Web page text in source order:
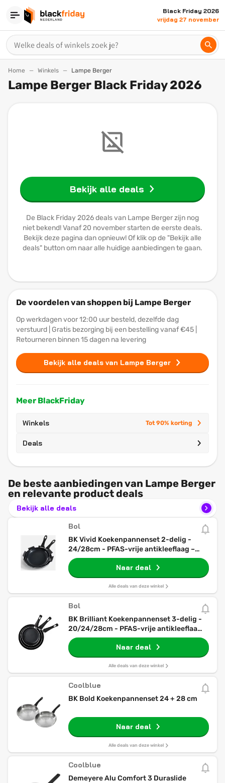
Black Friday 2026
vrijdag 27 november
Home Winkels Lampe Berger
Lampe Berger Black Friday 2026
Bekijk alle deals
De Black Friday 2026 deals van Lampe Berger zijn nog
niet bekend! Vanaf 20 november starten de eerste deals.
Bekijk deze pagina dan opnieuw! Of klik op de "Bekijk alle
deals" button om naar alle huidige aanbiedingen te gaan.
De voordelen van shoppen bij Lampe Berger
Op werkdagen voor 12:00 uur besteld, dezelfde dag
verstuurd | Gratis bezorging bij een bestelling vanaf €45 |
Retourneren binnen 15 dagen na levering
Bekijk alle deals van Lampe Berger
Meer BlackFriday
Winkels Tot 90% korting
Deals
De beste aanbiedingen van Lampe Berger
en relevante product deals
Bekijk alle deals
Bol
BK Vivid Koekenpannenset 2-delig -
24/28cm - PFAS-vrije antikleeflaag –
Koekenpan inductie – Keramische
koekenpan - Ovenbestendig tot 160°C –
Koudgrepen - Zwart
Naar deal
Alle deals van deze winkel
Bol
BK Brilliant Koekenpannenset 3-delig -
20/24/28cm - PFAS-vrije antikleeflaag -
Pannenset inductie - Keramische pan -
Ovenbestendig tot 160°C - Koudgrepen -
Zonder deksel - Zwart
Naar deal
Alle deals van deze winkel
Coolblue
BK Bold Koekenpannenset 24 + 28 cm
Naar deal
Alle deals van deze winkel
Coolblue
Demeyere Alu Comfort 3 Duraslide